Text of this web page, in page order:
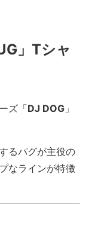
」Tシャ
ズ「DJ DOG 」
るパグが主役の
なラインが特徴